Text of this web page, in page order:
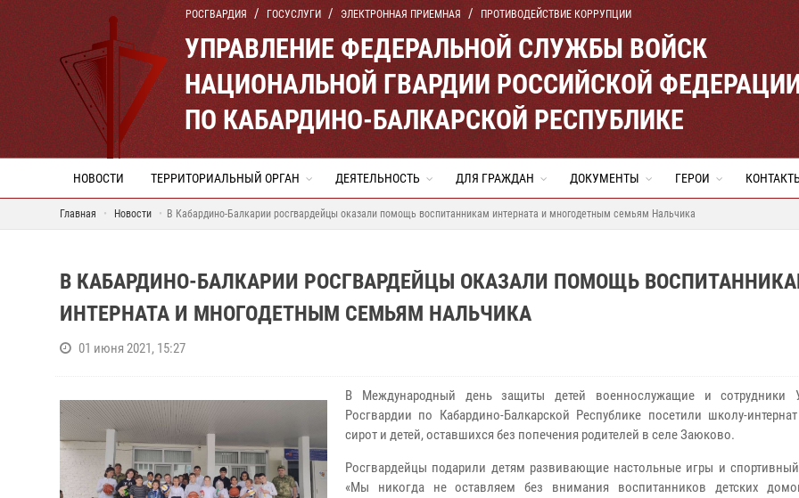
РОСГВАРДИЯ ГОСУСЛУГИ ЭЛЕКТРОННАЯ ПРИЕМНАЯ ПРОТИВОДЕЙСТВИЕ КОРРУПЦИИ
УПРАВЛЕНИЕ ФЕДЕРАЛЬНОЙ СЛУЖБЫ ВОЙСК
НАЦИОНАЛЬНОЙ ГВАРДИИ РОССИЙСКОЙ
ПО КАБАРДИНО-БАЛКАРСКОЙ РЕСПУБЛИКЕ
НОВОСТИ ТЕРРИТОРИАЛЬНЫЙ ОРГАН ДЕЯТЕЛЬНОСТЬ ДЛЯ ГРАЖДАН ДОКУМЕНТЫ ГЕРОИ
Главная Новости В Кабардино-Балкарии росгвардейцы оказали помощь воспитанникам интерната и многодетным семьям Нальчика
В КАБАРДИНО-БАЛКАРИИ РОСГВАРДЕЙЦЫ ОКАЗАЛИ ПОМОЩЬ
ИНТЕРНАТА И МНОГОДЕТНЫМ СЕМЬЯМ НАЛЬЧИКА
01 июня 2021, 15:27
В Международный день защиты детей военнослужащие и сотрудники
Росгвардии по Кабардино-Балкарской Республике посетили школу-
сирот и детей, оставшихся без попечения родителей в селе Заюково.
Росгвардейцы подарили детям развивающие настольные игры и
«Мы никогда не оставляем без внимания воспитанников детских